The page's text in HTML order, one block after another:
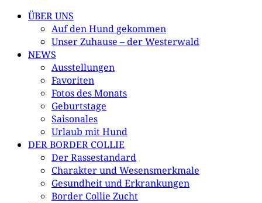
ÜBER UNS
Auf den Hund gekommen
Unser Zuhause – der Westerwald
NEWS
Ausstellungen
Favoriten
Fotos des Monats
Geburtstage
Saisonales
Urlaub mit Hund
DER BORDER COLLIE
Der Rassestandard
Charakter und Wesensmerkmale
Gesundheit und Erkrankungen
Border Collie Zucht